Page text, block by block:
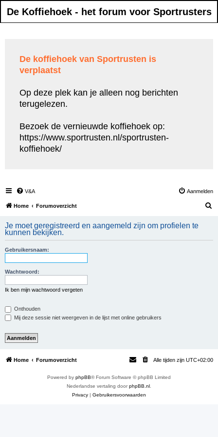
De Koffiehoek - het forum voor Sportrusters
De koffiehoek van Sportrusten is
verplaatst
Op deze plek kan je alleen nog berichten
terugelezen.
Bezoek de vernieuwde koffiehoek op:
https://www.sportrusten.nl/sportrusten-
koffiehoek/
V&A Aanmelden
Home Forumoverzicht
k
Je moet geregistreerd en aangemeld zijn om profielen te
kunnen bekijken.
Gebruikersnaam:
Wachtwoord:
Ik ben mijn wachtwoord vergeten
Onthouden
Mij deze sessie niet weergeven in de lijst met online gebruikers
Home Forumoverzicht Alle tijden zijn UTC+02:00
Powered by phpBB® Forum Software © phpBB Limited
Nederlandse vertaling doorphpBB.nl.
Privacy | Gebruikersvoorwaarden